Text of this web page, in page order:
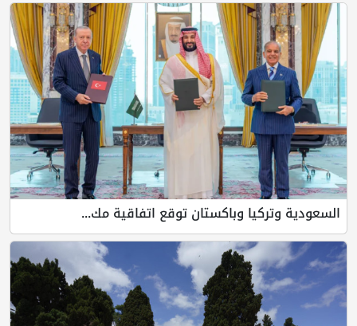
السعودية وتركيا وباكستان توقع اتفاقية مك...